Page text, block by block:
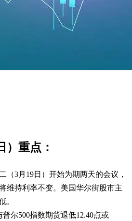
）重点：
（3月19日）开始为期两天的会议，
维持利率不变。美国华尔街股市主
。
尔500指数期货退低12.40点或